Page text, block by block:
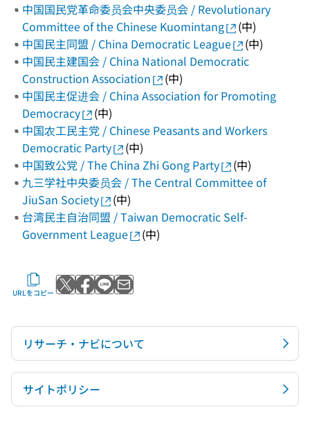
中国国民党革命委员会中央委员会 / Revolutionary
Committee of the Chinese Kuomintang
(中)
中国民主同盟 / China Democratic League
(中)
中国民主建国会 / China National Democratic
Construction Association
(中)
中国民主促进会 / China Association for Promoting
Democracy
(中)
中国农工民主党 / Chinese Peasants and Workers
Democratic Party
(中)
中国致公党 / The China Zhi Gong Party
(中)
九三学社中央委员会 / The Central Committee of
JiuSan Society
(中)
台湾民主自治同盟 / Taiwan Democratic Self-
Government League
(中)
URLをコピー Xでポストする
Facebookでシェアする
LINEで送る
メールで送る
リサーチ・ナビについて
サイトポリシー